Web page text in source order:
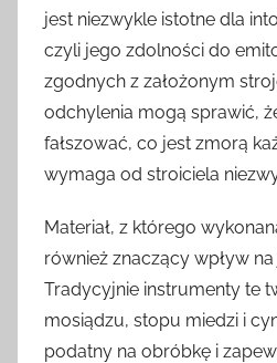
jest niezwykle istotne dla
czyli jego zdolności do
zgodnych z założonym
odchylenia mogą sprawić,
fałszować, co jest zmorą
wymaga od stroiciela
Materiał, z którego
również znaczący wpływ
Tradycyjnie instrumenty te
mosiądzu, stopu miedzi i
podatny na obróbkę i